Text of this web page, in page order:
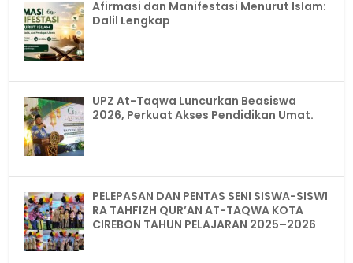
Afirmasi dan Manifestasi Menurut Islam:
Dalil Lengkap
UPZ At-Taqwa Luncurkan Beasiswa
2026, Perkuat Akses Pendidikan Umat.
PELEPASAN DAN PENTAS SENI SISWA-SISWI
RA TAHFIZH QUR’AN AT-TAQWA KOTA
CIREBON TAHUN PELAJARAN 2025–2026